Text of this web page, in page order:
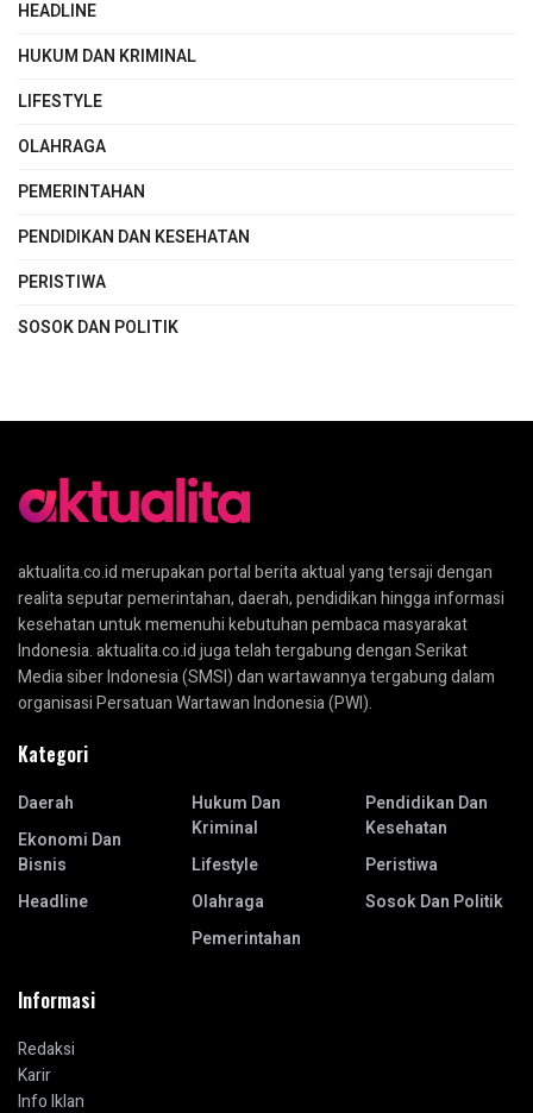
HEADLINE
HUKUM DAN KRIMINAL
LIFESTYLE
OLAHRAGA
PEMERINTAHAN
PENDIDIKAN DAN KESEHATAN
PERISTIWA
SOSOK DAN POLITIK
aktualita.co.id merupakan portal berita aktual yang tersaji dengan
realita seputar pemerintahan, daerah, pendidikan hingga informasi
kesehatan untuk memenuhi kebutuhan pembaca masyarakat
Indonesia. aktualita.co.id juga telah tergabung dengan Serikat
Media siber Indonesia (SMSI) dan wartawannya tergabung dalam
organisasi Persatuan Wartawan Indonesia (PWI).
Kategori
Daerah
Ekonomi Dan
Bisnis
Headline
Hukum Dan
Kriminal
Lifestyle
Olahraga
Pemerintahan
Pendidikan Dan
Kesehatan
Peristiwa
Sosok Dan Politik
Informasi
Redaksi
Karir
Info Iklan